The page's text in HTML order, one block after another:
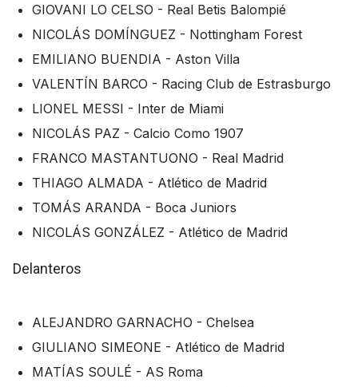
GIOVANI LO CELSO - Real Betis Balompié
NICOLÁS DOMÍNGUEZ - Nottingham Forest
EMILIANO BUENDIA - Aston Villa
VALENTÍN BARCO - Racing Club de Estrasburgo
LIONEL MESSI - Inter de Miami
NICOLÁS PAZ - Calcio Como 1907
FRANCO MASTANTUONO - Real Madrid
THIAGO ALMADA - Atlético de Madrid
TOMÁS ARANDA - Boca Juniors
NICOLÁS GONZÁLEZ - Atlético de Madrid
Delanteros
ALEJANDRO GARNACHO - Chelsea
GIULIANO SIMEONE - Atlético de Madrid
MATÍAS SOULÉ - AS Roma